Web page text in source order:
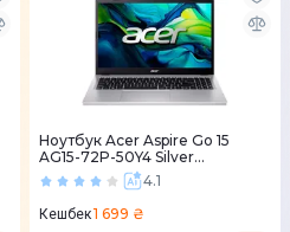
Ноутбук Acer Aspire Go 15
AG15-72P-50Y4 Silver
(NX.JSVEU.00T)4.1
Кешбек1 699 ₴